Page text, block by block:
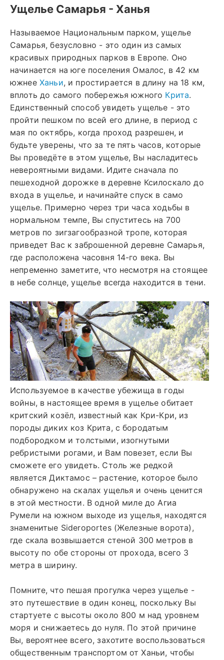
Ущелье Самарья - Ханья
Называемое Национальным парком, ущелье
Самарья, безусловно - это один из самых
красивых природных парков в Европе. Оно
начинается на юге поселения Омалос, в 42 км
южнее Ханьи, и простирается в длину на 18 км,
вплоть до самого побережья южного Крита.
Единственный способ увидеть ущелье - это
пройти пешком по всей его длине, в период с
мая по октябрь, когда проход разрешен, и
будьте уверены, что за те пять часов, которые
Вы проведёте в этом ущелье, Вы насладитесь
невероятными видами. Идите сначала по
пешеходной дорожке в деревне Ксилоскало до
входа в ущелье, и начинайте спуск в само
ущелье. Примерно через три часа ходьбы в
нормальном темпе, Вы спуститесь на 700
метров по зигзагообразной тропе, которая
приведет Вас к заброшенной деревне Самарья,
где расположена часовня 14-го века. Вы
непременно заметите, что несмотря на стоящее
в небе солнце, ущелье всегда находится в тени.
Используемое в качестве убежища в годы
войны, в настоящее время в ущелье обитает
критский козёл, известный как Кри-Кри, из
породы диких коз Крита, с бородатым
подбородком и толстыми, изогнутыми
ребристыми рогами, и Вам повезет, если Вы
сможете его увидеть. Столь же редкой
является Диктамос – растение, которое было
обнаружено на скалах ущелья и очень ценится
в этой местности. В одной миле до Агиа
Румели на южном выходе из ущелья, находятся
знаменитые Sideroportes (Железные ворота),
где скала возвышается стеной 300 метров в
высоту по обе стороны от прохода, всего 3
метра в ширину.
Помните, что пешая прогулка через ущелье -
это путешествие в один конец, поскольку Вы
стартуете с высоты около 800 м над уровнем
моря и снижаетесь до нуля. По этой причине
Вы, вероятнее всего, захотите воспользоваться
общественным транспортом от Ханьи, чтобы